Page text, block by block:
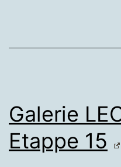
Galerie
Etappe 15